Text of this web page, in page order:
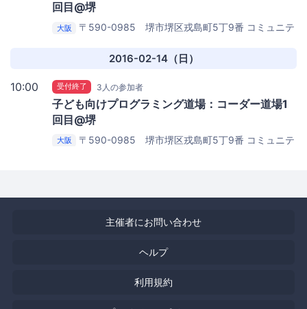
回目@堺
大阪 〒590-0985 堺市堺区戎島町5丁9番 コミュニテ
2016-02-14（日）
10:00 受付終了 3人の参加者
子ども向けプログラミング道場：コーダー道場1
回目@堺
大阪 〒590-0985 堺市堺区戎島町5丁9番 コミュニテ
主催者にお問い合わせ
ヘルプ
利用規約